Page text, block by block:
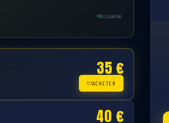
Actualisé
35 €
ACHETER
40 €